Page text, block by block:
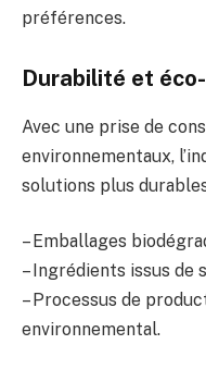
préférences.
Durabilité et
Avec une prise de
environnementaux,
solutions plus
– Emballages
– Ingrédients issus de
– Processus de
environnemental.